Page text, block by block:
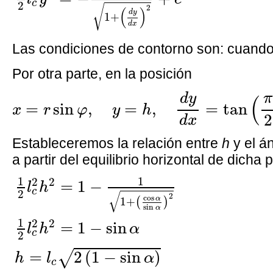
2
c √1+( dy
dx )2
Las condiciones de contorno son:
Por otra parte, en la posición
x = rsin φ, y = h,
dy
dx
= tan ( π
2
=tan =
Estableceremos la relación entre h y el
a partir del equilibrio horizontal de dicha
1
2 l2
c h2 = 1 − 1
√1+( cosα
sin α )2
1
2 l2
c h2 = 1 − sin α
h = lc √2 (1 − sin α)
1 2lc2h =1 cos